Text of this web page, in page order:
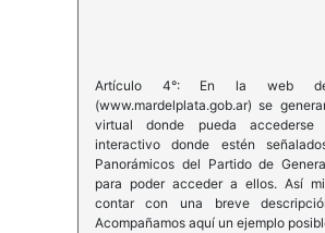
Artículo 4°: En la web
(www.mardelplata.gob.ar) se
virtual donde pueda
interactivo donde estén
Panorámicos del Partido de
para poder acceder a ellos. Así
contar con una breve
Acompañamos aquí un ejemplo